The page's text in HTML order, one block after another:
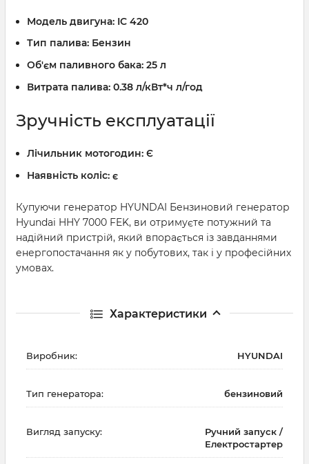
Модель двигуна: IC 420
Тип палива: Бензин
Об'єм паливного бака: 25 л
Витрата палива: 0.38 л/кВт*ч л/год
Зручність експлуатації
Лічильник мотогодин: Є
Наявність коліс: є
Купуючи генератор HYUNDAI Бензиновий генератор
Hyundai HHY 7000 FEK, ви отримуєте потужний та
надійний пристрій, який впорається із завданнями
енергопостачання як у побутових, так і у професійних
умовах.
Характеристики
Виробник: HYUNDAI
Тип генератора: бензиновий
Вигляд запуску:
Ручний запуск /
Електростартер